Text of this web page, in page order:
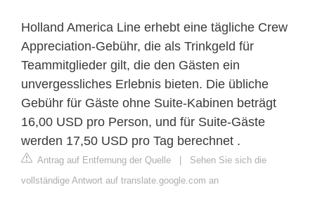
Holland America Line erhebt eine tägliche Crew
Appreciation-Gebühr, die als Trinkgeld für
Teammitglieder gilt, die den Gästen ein
unvergessliches Erlebnis bieten. Die übliche
Gebühr für Gäste ohne Suite-Kabinen beträgt
16,00 USD pro Person, und für Suite-Gäste
werden 17,50 USD pro Tag berechnet .
Antrag auf Entfernung der Quelle | Sehen Sie sich die
vollständige Antwort auf translate.google.com an